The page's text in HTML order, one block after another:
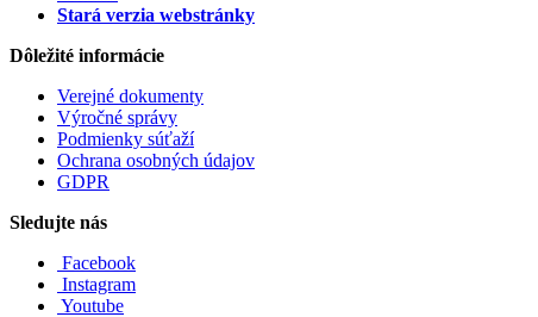
Stará verzia webstránky
Dôležité informácie
Verejné dokumenty
Výročné správy
Podmienky súťaží
Ochrana osobných údajov
GDPR
Sledujte nás
Facebook
Instagram
Youtube